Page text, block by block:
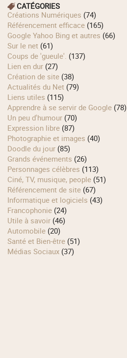
CATÉGORIES
Créations Numériques (74)
Référencement efficace (165)
Google Yahoo Bing et autres (66)
Sur le net (61)
Coups de 'gueule'. (137)
Lien en dur (27)
Création de site (38)
Actualités du Net (79)
Liens utiles (115)
Apprendre à se servir de Google (78)
Un peu d'humour (70)
Expression libre (87)
Photographie et images (40)
Doodle du jour (85)
Grands événements (26)
Personnages célèbres (113)
Ciné, TV, musique, people (51)
Référencement de site (67)
Informatique et logiciels (43)
Francophonie (24)
Utile à savoir (46)
Automobile (20)
Santé et Bien-être (51)
Médias Sociaux (37)